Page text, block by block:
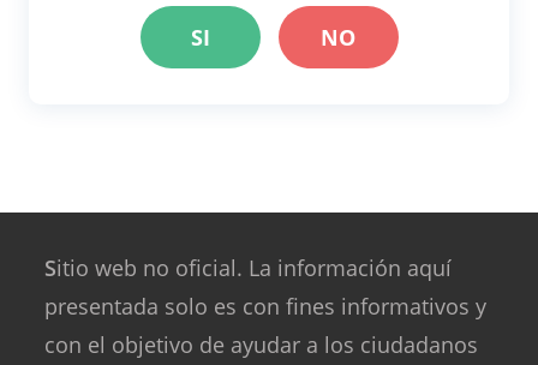
SI NO
Sitio web no oficial. La información aquí
presentada solo es con fines informativos y
con el objetivo de ayudar a los ciudadanos